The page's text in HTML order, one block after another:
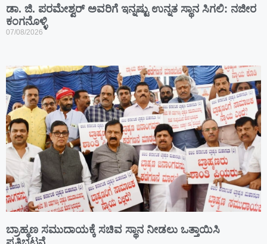
ಡಾ. ಜಿ. ಪರಮೇಶ್ವರ್ ಅವರಿಗೆ ಇನ್ನಷ್ಟು ಉನ್ನತ ಸ್ಥಾನ ಸಿಗಲಿ: ನಜೀರ
ಕಂಗನೊಳ್ಳಿ
07/08/2026
ಬ್ರಾಹ್ಮಣ ಸಮುದಾಯಕ್ಕೆ ಸಚಿವ ಸ್ಥಾನ ನೀಡಲು ಒತ್ತಾಯಿಸಿ